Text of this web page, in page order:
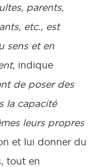
parents,
etc., est
sens et en
indique
de poser des
la capacité
leurs propres
et lui donner du
tout en